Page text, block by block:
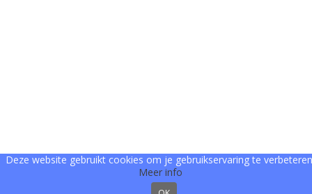
Deze website gebruikt cookies om je gebruikservaring te
Meer info